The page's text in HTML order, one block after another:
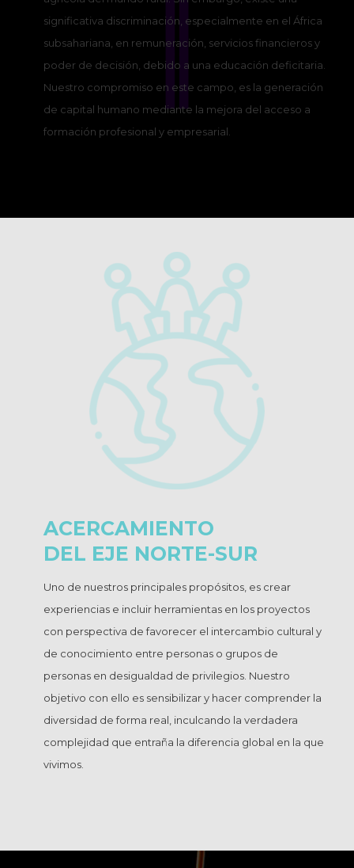
significativa discriminación, especialmente en el África
subsahariana, en remuneración, servicios financieros y
poder de decisión, debido a una educación deficitaria.
Nuestro compromiso en este campo, es la generación
de capital humano mediante la mejora del acceso a
formación profesional y empresarial.
ACERCAMIENTO
DEL EJE NORTE-SUR
Uno de nuestros principales propósitos, es crear
experiencias e incluir herramientas en los proyectos
con perspectiva de favorecer el intercambio cultural y
de conocimiento entre personas o grupos de
personas en desigualdad de privilegios. Nuestro
objetivo con ello es sensibilizar y hacer comprender la
diversidad de forma real, inculcando la verdadera
complejidad que entraña la diferencia global en la que
vivimos.